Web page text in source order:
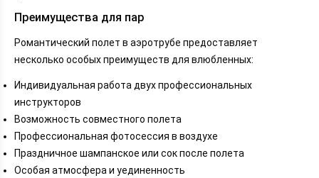
Преимущества для пар
Романтический полет в аэротрубе предоставляет
несколько особых преимуществ для влюбленных:
Индивидуальная работа двух профессиональных
инструкторов
Возможность совместного полета
Профессиональная фотосессия в воздухе
Праздничное шампанское или сок после полета
Особая атмосфера и уединенность